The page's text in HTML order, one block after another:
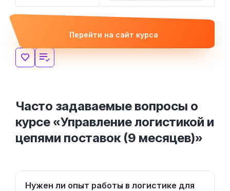
Перейти на сайт курса
Часто задаваемые вопросы о
курсе «Управление логистикой и
цепями поставок (9 месяцев)»
Нужен ли опыт работы в логистике для